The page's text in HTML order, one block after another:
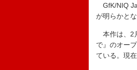
GfK/NIQ
が明らかと
本作は、2
で』のオー
ている。現